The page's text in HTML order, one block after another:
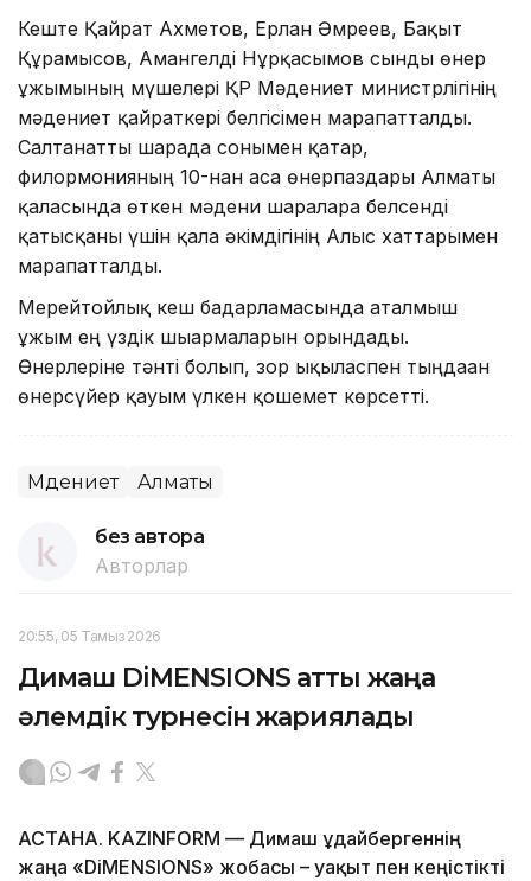
Кеште Қайрат Ахметов, Ерлан Әмреев, Бақыт
Құрамысов, Амангелді Нұрқасымов сынды өнер
ұжымының мүшелері ҚР Мәдениет министрлігінің
мәдениет қайраткері белгісімен марапатталды.
Салтанатты шарада сонымен қатар,
филормонияның 10-нан аса өнерпаздары Алматы
қаласында өткен мәдени шараларға белсенді
қатысқаны үшін қала әкімдігінің Алғыс хаттарымен
марапатталды.
Мерейтойлық кеш бағдарламасында аталмыш
ұжым ең үздік шығармаларын орындады.
Өнерлеріне тәнті болып, зор ықыласпен тыңдаған
өнерсүйер қауым үлкен қошемет көрсетті.
Мәдениет Алматы
без автора
Авторлар
20:55, 05 Тамыз 2026
Димаш DiMENSIONS атты жаңа
әлемдік турнесін жариялады
АСТАНА. KAZINFORM — Димаш Құдайбергеннің
жаңа «DiMENSIONS» жобасы – уақыт пен кеңістікті